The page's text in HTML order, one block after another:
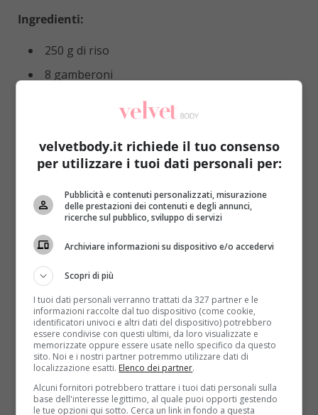
Ingredienti:
250 g di riso
8 gamberoni
100 g di semi di sesamo
q.b. di olio extravergine d’oliva
sgusciarli lasciando da parte le teste (serviranno alla
fine per la presentazione del piatto). Condire con
curare sono icubotti di riso: bisogna cuocerlo per
assorbimento
alla quantità di materia prima e procedendo poi a
fuoco medio per 12 minuti fino a quando l’acqua non
si sarà assorbita. Una volta raffreddato il riso,
inserirlo in un coppa pasta quadrato di piccole
dimensioni. Si otterranno così i cubotti, che
andranno passati nel sesamo precedentemente
tostato in una padella antiaderente.
Prendereun avocado piuttosto maturo, togliere la
velvetbody.it richiede il tuo consenso
per utilizzare i tuoi dati personali per:
Pubblicità e contenuti personalizzati, misurazione
delle prestazioni dei contenuti e degli annunci,
ricerche sul pubblico, sviluppo di servizi
Archiviare informazioni su dispositivo e/o accedervi
Scopri di più
I tuoi dati personali verranno trattati da 327 partner e le
informazioni raccolte dal tuo dispositivo (come cookie,
identificatori univoci e altri dati del dispositivo) potrebbero
essere condivise con questi ultimi, da loro visualizzate e
memorizzate oppure essere usate nello specifico da questo
sito. Noi e i nostri partner potremmo utilizzare dati di
localizzazione esatti. Elenco dei partner.
Alcuni fornitori potrebbero trattare i tuoi dati personali sulla
base dell'interesse legittimo, al quale puoi opporti gestendo
le tue opzioni qui sotto. Cerca un link in fondo a questa